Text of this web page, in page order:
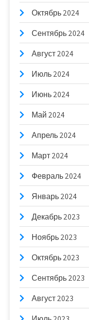
Октябрь 2024
Сентябрь 2024
Август 2024
Июль 2024
Июнь 2024
Май 2024
Апрель 2024
Март 2024
Февраль 2024
Январь 2024
Декабрь 2023
Ноябрь 2023
Октябрь 2023
Сентябрь 2023
Август 2023